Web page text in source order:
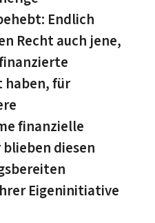
Endlich
Recht auch jene,
für
finanzielle
diesen
Eigeninitiative